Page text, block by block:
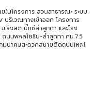
ในโครงการ สวนสาธารณะ ระบบ
ริเวณทางเข้าออก โครงการ
.รังสิต บิ๊กซีลำลูกกา และโรง
ถนนพหลโยธิน-ลำลูกกา กม.7.5
มนาคมสะดวกสบายติดถนนใหญ่